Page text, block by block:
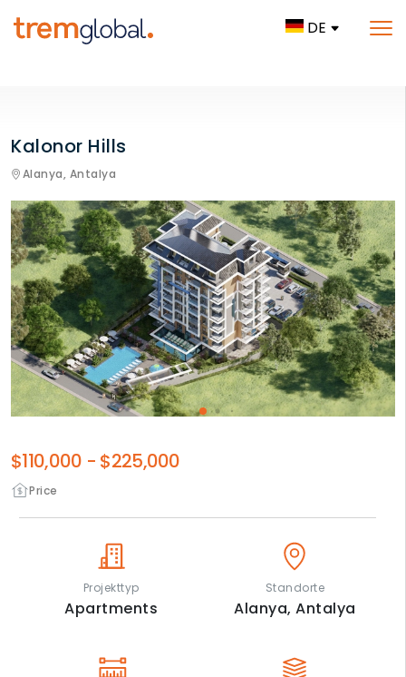
DE
Kalonor Hills
Alanya, Antalya
Price
$110,000 - $225,000
Projekttyp
Apartments
Standorte
Alanya,Antalya